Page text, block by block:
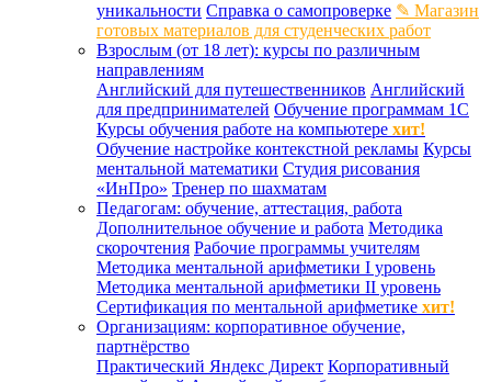
уникальности Справка о самопроверке ✎ Магазин
готовых материалов для студенческих работ
Взрослым (от 18 лет): курсы по различным
направлениям
Английский для путешественников Английский
для предпринимателей Обучение программам 1С
Курсы обучения работе на компьютере хит!
Обучение настройке контекстной рекламы Курсы
ментальной математики Студия рисования
«ИнПро» Тренер по шахматам
Педагогам: обучение, аттестация, работа
Дополнительное обучение и работа Методика
скорочтения Рабочие программы учителям
Методика ментальной арифметики I уровень
Методика ментальной арифметики II уровень
Сертификация по ментальной арифметике хит!
Организациям: корпоративное обучение,
партнёрство
Практический Яндекс Директ Корпоративный